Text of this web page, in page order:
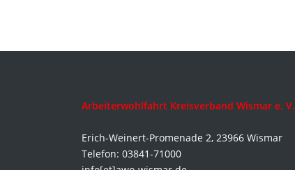
Arbeiterwohlfahrt Kreisverband Wismar e. V.
Erich-Weinert-Promenade 2, 23966 Wismar
Telefon: 03841-71000